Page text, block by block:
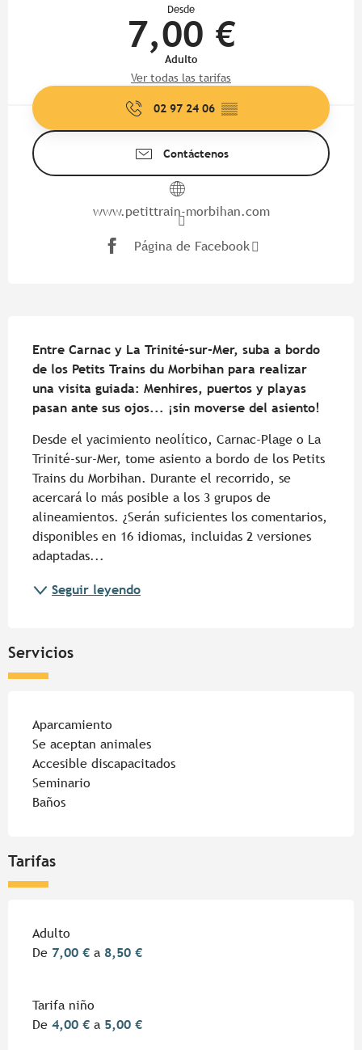
Desde
7,00 €
Adulto
Ver todas las tarifas
02 97 24 06 ▒▒
Contáctenos
www.petittrain-morbihan.com
Página de Facebook
Entre Carnac y La Trinité-sur-Mer, suba a bordo
de los Petits Trains du Morbihan para realizar
una visita guiada: Menhires, puertos y playas
pasan ante sus ojos... ¡sin moverse del asiento!
Desde el yacimiento neolítico, Carnac-Plage o La
Trinité-sur-Mer, tome asiento a bordo de los Petits
Trains du Morbihan. Durante el recorrido, se
acercará lo más posible a los 3 grupos de
alineamientos. ¿Serán suficientes los comentarios,
disponibles en 16 idiomas, incluidas 2 versiones
adaptadas...
Seguir leyendo
Servicios
Aparcamiento
Se aceptan animales
Accesible discapacitados
Seminario
Baños
Tarifas
Tarifas 2026
Adulto
De 7,00 € a 8,50 €
Tarifa niño
De 4,00 € a 5,00 €